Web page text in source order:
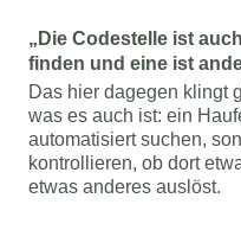
„Die Codestelle ist
finden und eine ist
Das hier dagegen klingt
was es auch ist: ein
automatisiert suchen,
kontrollieren, ob dort
etwas anderes auslöst.